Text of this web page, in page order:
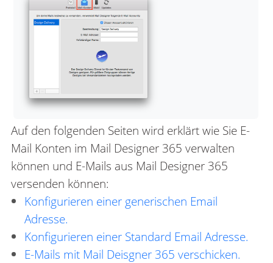
Auf den folgenden Seiten wird erklärt wie Sie E-
Mail Konten im Mail Designer 365 verwalten
können und E-Mails aus Mail Designer 365
versenden können:
Konfigurieren einer generischen Email
Adresse.
Konfigurieren einer Standard Email Adresse.
E-Mails mit Mail Deisgner 365 verschicken.